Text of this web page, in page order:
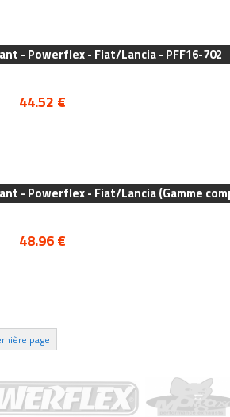
- Powerflex - Fiat/Lancia - PFF16-702
44.52 €
- Powerflex - Fiat/Lancia (Gamme
48.96 €
page